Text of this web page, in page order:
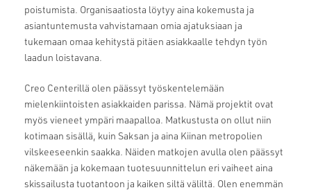
poistumista. Organisaatiosta löytyy aina kokemusta ja
asiantuntemusta vahvistamaan omia ajatuksiaan ja
tukemaan omaa kehitystä pitäen asiakkaalle tehdyn työn
laadun loistavana.
Creo Centerillä olen päässyt työskentelemään
mielenkiintoisten asiakkaiden parissa. Nämä projektit ovat
myös vieneet ympäri maapalloa. Matkustusta on ollut niin
kotimaan sisällä, kuin Saksan ja aina Kiinan metropolien
vilskeeseenkin saakka. Näiden matkojen avulla olen päässyt
näkemään ja kokemaan tuotesuunnittelun eri vaiheet aina
skissailusta tuotantoon ja kaiken siltä väliltä. Olen enemmän